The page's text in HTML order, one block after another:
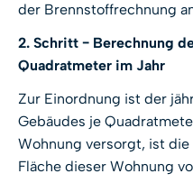
der Brennstoffrechnung
2. Schritt − Berechnung
Quadratmeter im Jahr
Zur Einordnung ist der
Gebäudes je
Wohnung versorgt, ist
Fläche dieser Wohnung